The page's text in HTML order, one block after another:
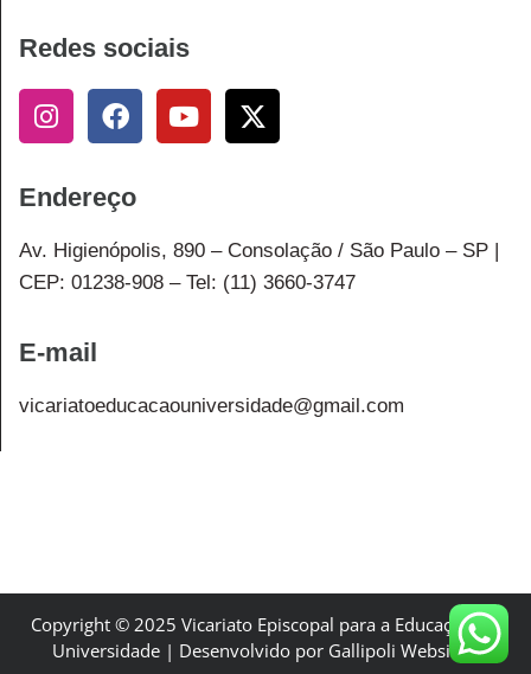
Redes sociais
Endereço
Av. Higienópolis, 890 – Consolação / São Paulo – SP |
CEP: 01238-908 – Tel: (11) 3660-3747
E-mail
vicariatoeducacaouniversidade@gmail.com
Copyright © 2025 Vicariato Episcopal para a Educação e a
Universidade | Desenvolvido por Gallipoli Websites.